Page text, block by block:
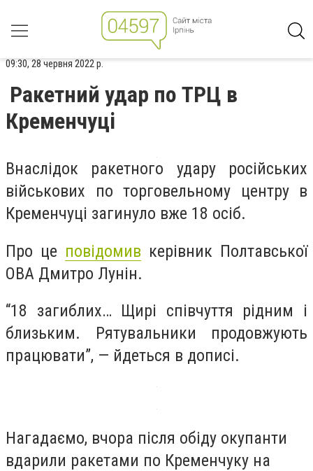
09:30, 28 червня 2022 р.
Ракетний удар по ТРЦ в
Кременчуці
Внаслідок ракетного удару російських
військових по торговельному центру в
Кременчуці загинуло вже 18 осіб.
Про це повідомив керівник Полтавської
ОВА Дмитро Лунін.
“18 загиблих… Щирі співчуття рідним і
близьким. Рятувальники продовжують
працювати”, — йдеться в дописі.
Нагадаємо, вчора після обіду окупанти
вдарили ракетами по Кременчуку на